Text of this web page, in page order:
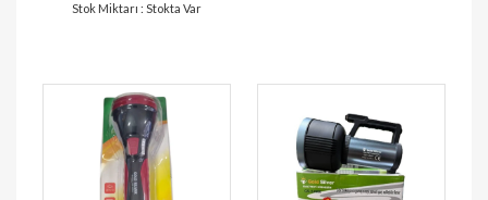
Stok Miktarı : Stokta Var